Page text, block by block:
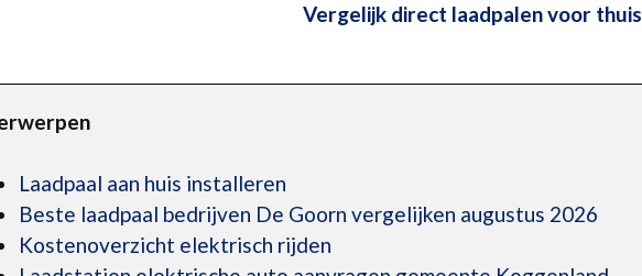
Vergelijk direct laadpalen voor thuis
Laadpaal aan huis installeren
Beste laadpaal bedrijven De Goorn vergelijken augustus 2026
Kostenoverzicht elektrisch rijden